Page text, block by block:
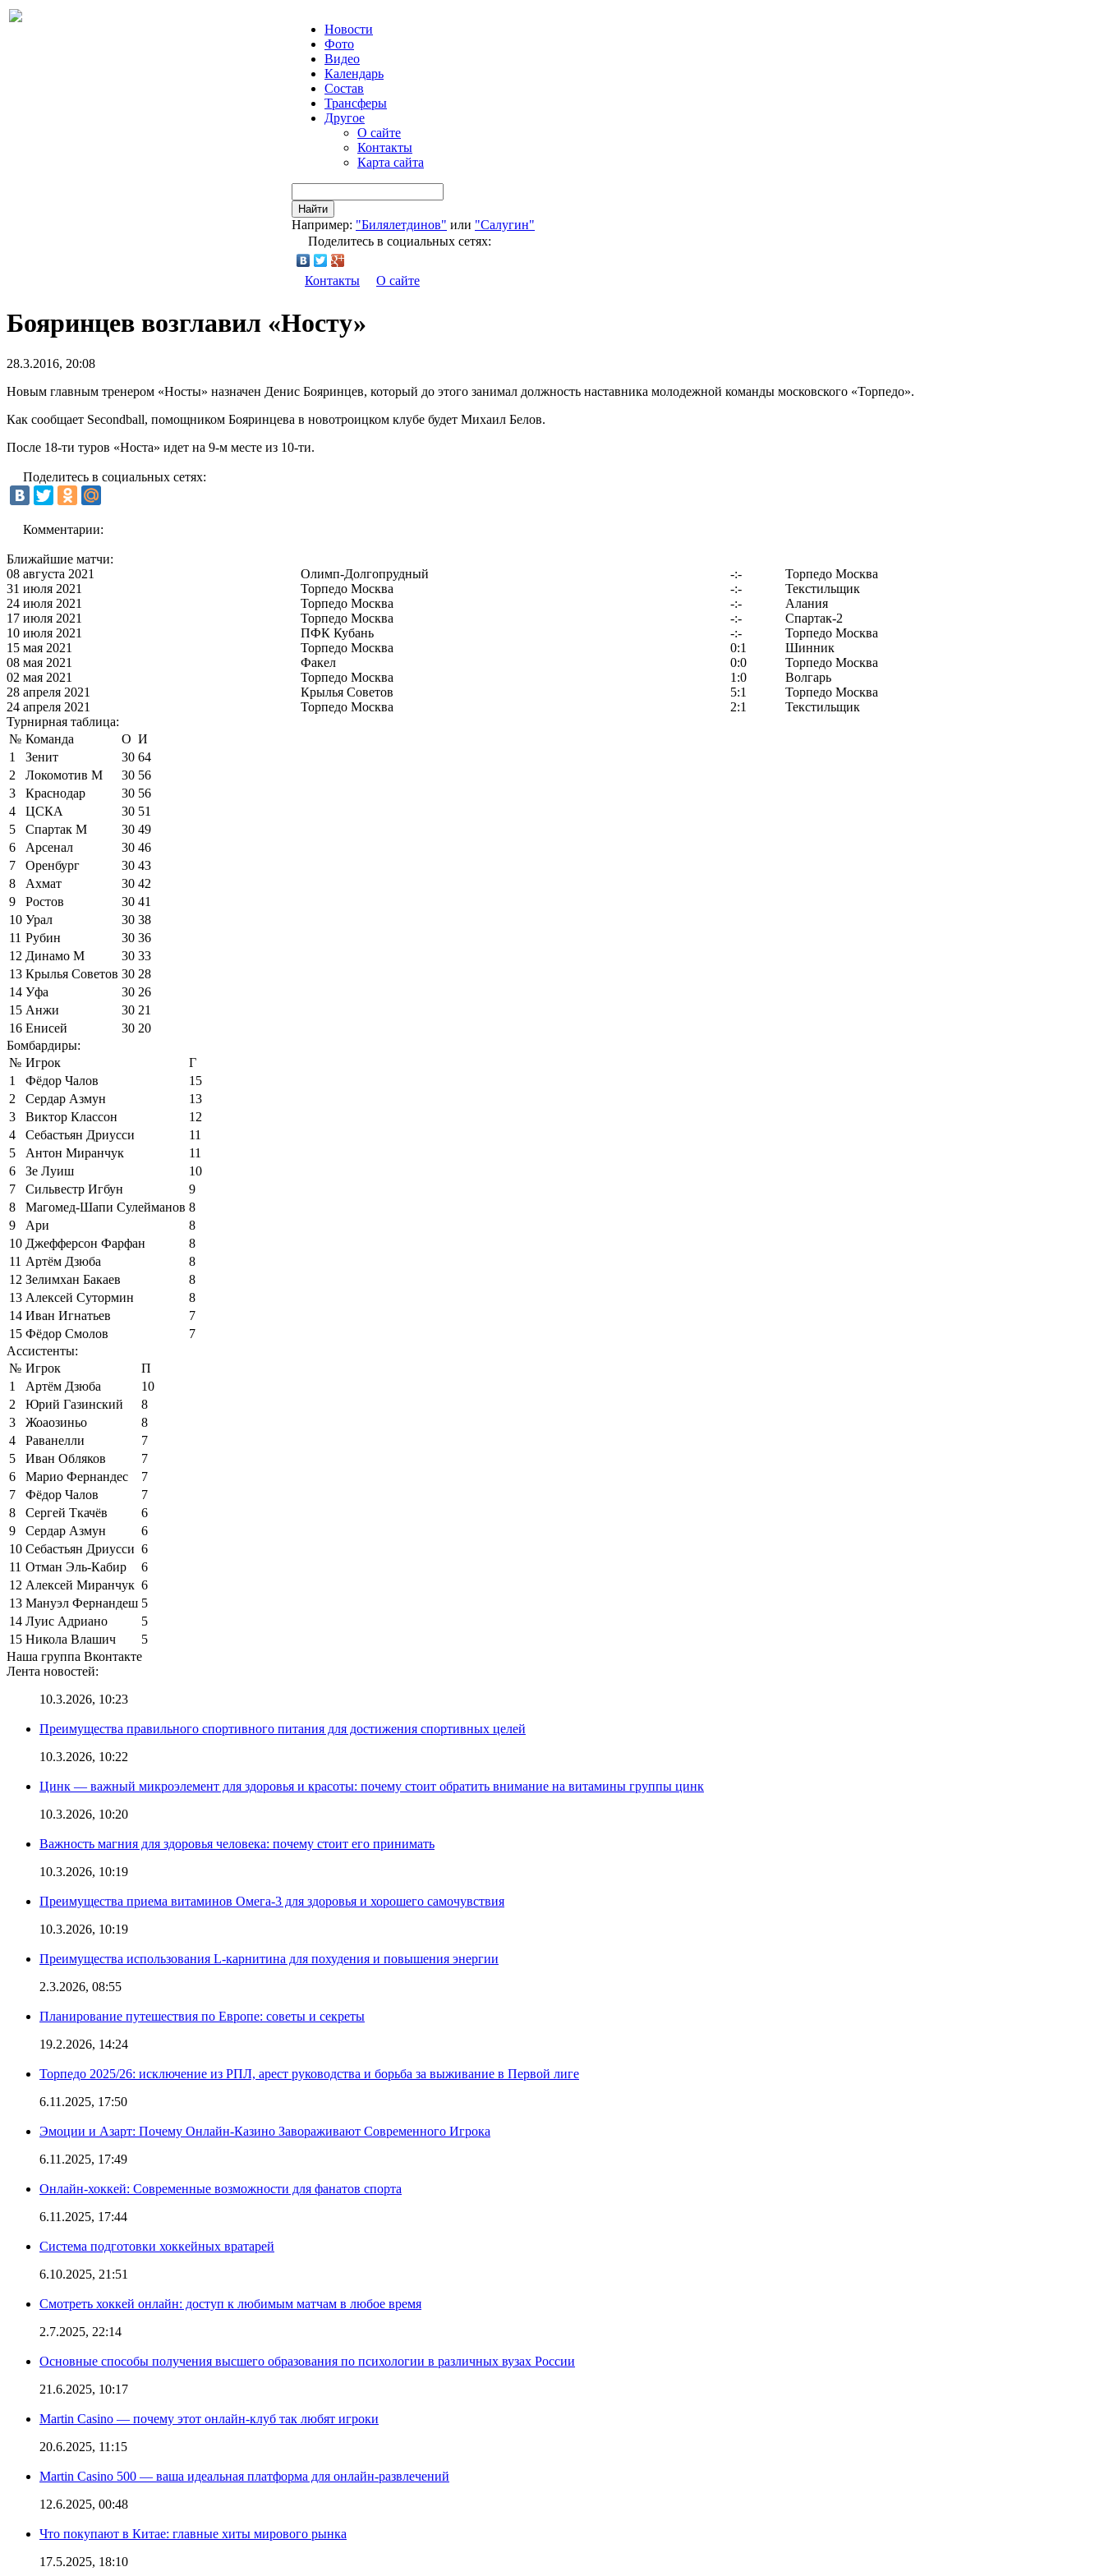
Новости
Фото
Видео
Календарь
Состав
Трансферы
Другое
О сайте
Контакты
Карта сайта
Найти
Например: "Билялетдинов" или "Салугин"
Поделитесь в социальных сетях:
Контакты О сайте
Бояринцев возглавил «Носту»
28.3.2016, 20:08
Новым главным тренером «Носты» назначен Денис Бояринцев, который до этого занимал должность наставника молодежной команды московского «Торпедо».
Как сообщает Secondball, помощником Бояринцева в новотроицком клубе будет Михаил Белов.
После 18-ти туров «Носта» идет на 9-м месте из 10-ти.
Поделитесь в социальных сетях:
Комментарии:
Ближайшие матчи:
08 августа 2021
Олимп-Долгопрудный -:-
Торпедо Москва
31 июля 2021
Торпедо Москва -:-
Текстильщик
24 июля 2021
Торпедо Москва -:-
Алания
17 июля 2021
Торпедо Москва -:-
Спартак-2
10 июля 2021
ПФК Кубань -:-
Торпедо Москва
15 мая 2021
Торпедо Москва 0:1
Шинник
08 мая 2021
Факел 0:0
Торпедо Москва
02 мая 2021
Торпедо Москва 1:0
Волгарь
28 апреля 2021
Крылья Советов 5:1
Торпедо Москва
24 апреля 2021
Торпедо Москва 2:1
Текстильщик
Турнирная таблица:
№ Команда О И
1
Зенит 30 64
2
Локомотив М 30 56
3
Краснодар 30 56
4
ЦСКА 30 51
5
Спартак М 30 49
6
Арсенал 30 46
7
Оренбург 30 43
8
Ахмат 30 42
9
Ростов 30 41
10 Урал 30 38
11 Рубин 30 36
12 Динамо М 30 33
13 Крылья Советов 30 28
14 Уфа 30 26
15 Анжи 30 21
16 Енисей 30 20
Бомбардиры:
№ Игрок
Г
1
Фёдор Чалов
15
2
Сердар Азмун
13
3
Виктор Классон
12
4
Себастьян Дриусси
11
5
Антон Миранчук
11
6
Зе Луиш
10
7
Сильвестр Игбун
9
8
Магомед-Шапи Сулейманов 8
9
Ари
8
10 Джефферсон Фарфан
8
11 Артём Дзюба
8
12 Зелимхан Бакаев
8
13 Алексей Сутормин
8
14 Иван Игнатьев
7
15 Фёдор Смолов
7
Ассистенты:
№ Игрок
П
1
Артём Дзюба
10
2
Юрий Газинский
8
3
Жоаозиньо
8
4
Раванелли
7
5
Иван Обляков
7
6
Марио Фернандес
7
7
Фёдор Чалов
7
8
Сергей Ткачёв
6
9
Сердар Азмун
6
10 Себастьян Дриусси 6
11 Отман Эль-Кабир
6
12 Алексей Миранчук 6
13 Мануэл Фернандеш 5
14 Луис Адриано
5
15 Никола Влашич
5
Наша группа Вконтакте
Лента новостей:
10.3.2026, 10:23
Преимущества правильного спортивного питания для достижения спортивных целей
10.3.2026, 10:22
Цинк — важный микроэлемент для здоровья и красоты: почему стоит обратить внимание на витамины группы цинк
10.3.2026, 10:20
Важность магния для здоровья человека: почему стоит его принимать
10.3.2026, 10:19
Преимущества приема витаминов Омега-3 для здоровья и хорошего самочувствия
10.3.2026, 10:19
Преимущества использования L-карнитина для похудения и повышения энергии
2.3.2026, 08:55
Планирование путешествия по Европе: советы и секреты
19.2.2026, 14:24
Торпедо 2025/26: исключение из РПЛ, арест руководства и борьба за выживание в Первой лиге
6.11.2025, 17:50
Эмоции и Азарт: Почему Онлайн-Казино Завораживают Современного Игрока
6.11.2025, 17:49
Онлайн-хоккей: Современные возможности для фанатов спорта
6.11.2025, 17:44
Система подготовки хоккейных вратарей
6.10.2025, 21:51
Смотреть хоккей онлайн: доступ к любимым матчам в любое время
2.7.2025, 22:14
Основные способы получения высшего образования по психологии в различных вузах России
21.6.2025, 10:17
Martin Casino — почему этот онлайн-клуб так любят игроки
20.6.2025, 11:15
Martin Casino 500 — ваша идеальная платформа для онлайн-развлечений
12.6.2025, 00:48
Что покупают в Китае: главные хиты мирового рынка
17.5.2025, 18:10